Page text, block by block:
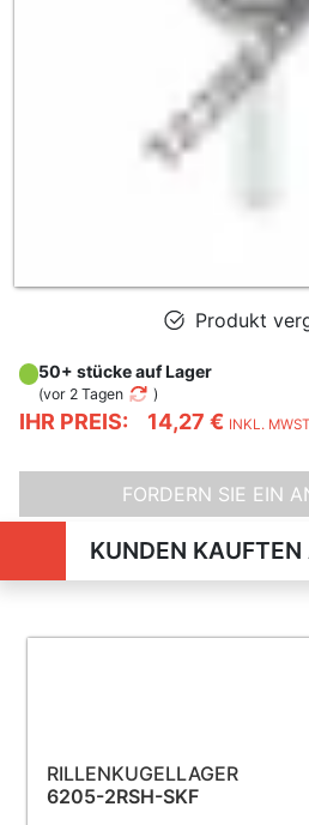
Produkt
IHR PREIS: 14,27 € INKL.
50+ stücke auf Lager
(vor 2 Tagen )
FORDERN SIE EIN
KUNDEN KAUFTEN
RILLENKUGELLAGER
6205-2RSH-SKF